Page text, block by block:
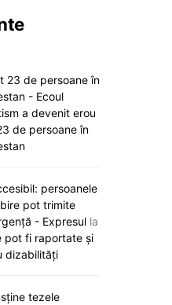
23 de persoane în
- Ecoul
a devenit erou
de persoane în
persoanele
pot trimite
- Expresul la
pot fi raportate și
dizabilități
tezele